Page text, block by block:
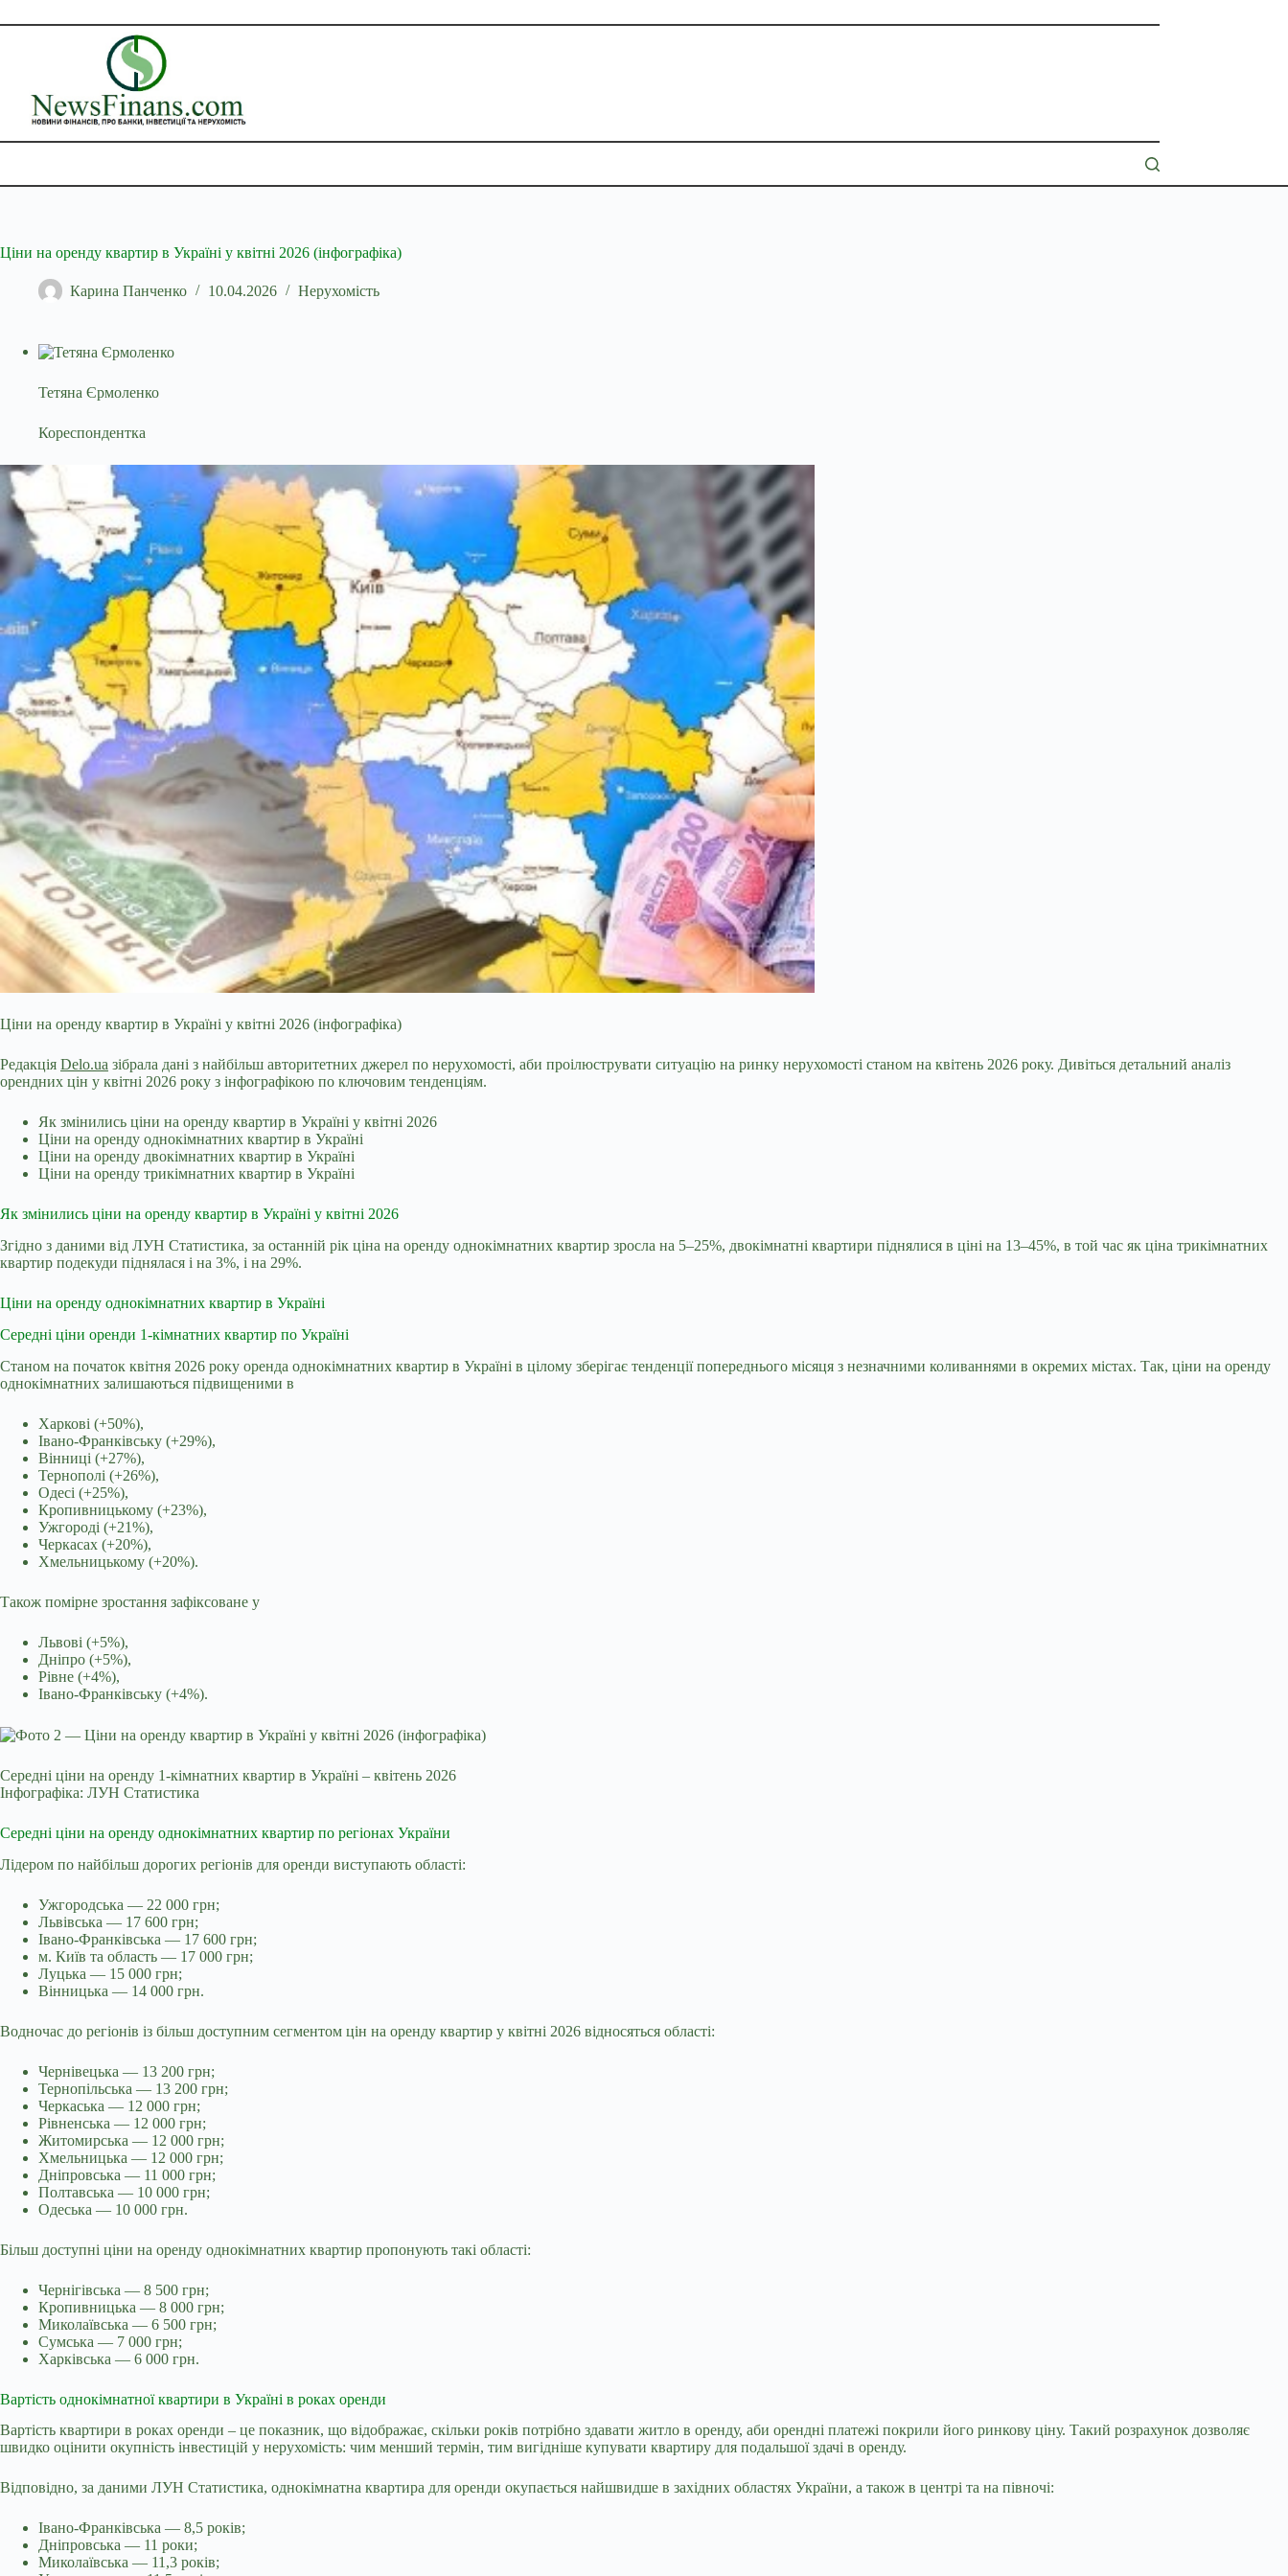
до
Ціни на оренду квартир в Україні у квітні 2026 (інфографіка)
Карина Панченко 10.04.2026 Нерухомість
Тетяна Єрмоленко
Кореспондентка
Ціни на оренду квартир в Україні у квітні 2026 (інфографіка)
Редакція Delo.ua зібрала дані з найбільш авторитетних джерел по нерухомості, аби проілюструвати ситуацію на ринку нерухомості станом на квітень 2026 року. Дивіться детальний аналіз
орендних цін у квітні 2026 року з інфографікою по ключовим тенденціям.
Як змінились ціни на оренду квартир в Україні у квітні 2026
Ціни на оренду однокімнатних квартир в Україні
Ціни на оренду двокімнатних квартир в Україні
Ціни на оренду трикімнатних квартир в Україні
Як змінились ціни на оренду квартир в Україні у квітні 2026
Згідно з даними від ЛУН Статистика, за останній рік ціна на оренду однокімнатних квартир зросла на 5–25%, двокімнатні квартири піднялися в ціні на 13–45%, в той час як ціна трикімнатних
квартир подекуди піднялася і на 3%, і на 29%.
Ціни на оренду однокімнатних квартир в Україні
Середні ціни оренди 1-кімнатних квартир по Україні
Станом на початок квітня 2026 року оренда однокімнатних квартир в Україні в цілому зберігає тенденції попереднього місяця з незначними коливаннями в окремих містах. Так, ціни на оренду
однокімнатних залишаються підвищеними в
Харкові (+50%),
Івано-Франківську (+29%),
Вінниці (+27%),
Тернополі (+26%),
Одесі (+25%),
Кропивницькому (+23%),
Ужгороді (+21%),
Черкасах (+20%),
Хмельницькому (+20%).
Також помірне зростання зафіксоване у
Львові (+5%),
Дніпро (+5%),
Рівне (+4%),
Івано-Франківську (+4%).
Середні ціни на оренду 1-кімнатних квартир в Україні – квітень 2026
Інфографіка: ЛУН Статистика
Середні ціни на оренду однокімнатних квартир по регіонах України
Лідером по найбільш дорогих регіонів для оренди виступають області:
Ужгородська — 22 000 грн;
Львівська — 17 600 грн;
Івано-Франківська — 17 600 грн;
м. Київ та область — 17 000 грн;
Луцька — 15 000 грн;
Вінницька — 14 000 грн.
Водночас до регіонів із більш доступним сегментом цін на оренду квартир у квітні 2026 відносяться області:
Чернівецька — 13 200 грн;
Тернопільська — 13 200 грн;
Черкаська — 12 000 грн;
Рівненська — 12 000 грн;
Житомирська — 12 000 грн;
Хмельницька — 12 000 грн;
Дніпровська — 11 000 грн;
Полтавська — 10 000 грн;
Одеська — 10 000 грн.
Більш доступні ціни на оренду однокімнатних квартир пропонують такі області:
Чернігівська — 8 500 грн;
Кропивницька — 8 000 грн;
Миколаївська — 6 500 грн;
Сумська — 7 000 грн;
Харківська — 6 000 грн.
Вартість однокімнатної квартири в Україні в роках оренди
Вартість квартири в роках оренди – це показник, що відображає, скільки років потрібно здавати житло в оренду, аби орендні платежі покрили його ринкову ціну. Такий розрахунок дозволяє
швидко оцінити окупність інвестицій у нерухомість: чим менший термін, тим вигідніше купувати квартиру для подальшої здачі в оренду.
Відповідно, за даними ЛУН Статистика, однокімнатна квартира для оренди окупається найшвидше в західних областях України, а також в центрі та на півночі:
Івано-Франківська — 8,5 років;
Дніпровська — 11 роки;
Миколаївська — 11,3 років;